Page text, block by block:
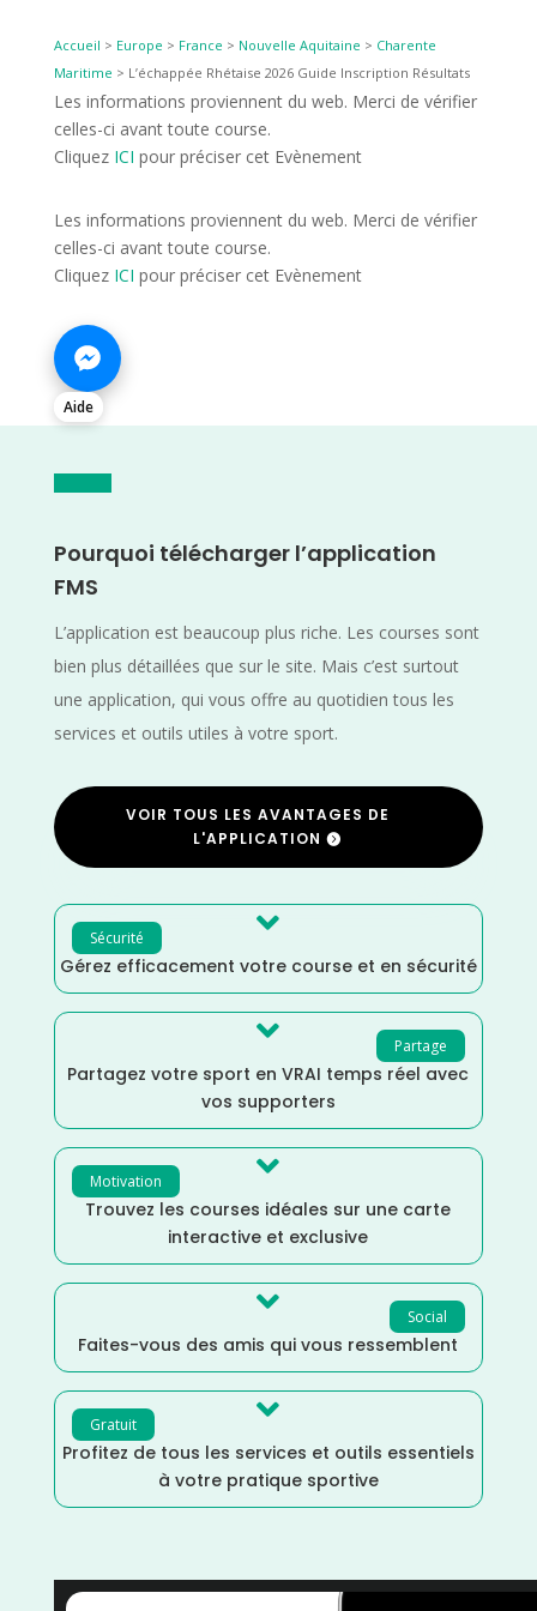
Accueil > Europe > France > Nouvelle Aquitaine > Charente
Maritime > L’échappée Rhétaise 2026 Guide Inscription Résultats
Les informations proviennent du web. Merci de vérifier
celles-ci avant toute course.
Cliquez ICI pour préciser cet Evènement
Les informations proviennent du web. Merci de vérifier
celles-ci avant toute course.
Cliquez ICI pour préciser cet Evènement
Aide
Pourquoi télécharger l’application
FMS
L’application est beaucoup plus riche. Les courses sont
bien plus détaillées que sur le site. Mais c’est surtout
une application, qui vous offre au quotidien tous les
services et outils utiles à votre sport.
VOIR TOUS LES AVANTAGES DE
L'APPLICATION
Sécurité 
Gérez efficacement votre course et en sécurité
Partage

Partagez votre sport en VRAI temps réel avec
vos supporters
Motivation 
Trouvez les courses idéales sur une carte
interactive et exclusive
Social

Faites-vous des amis qui vous ressemblent
Gratuit 
Profitez de tous les services et outils essentiels
à votre pratique sportive